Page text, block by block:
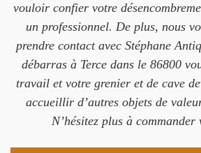
vouloir confier votre
un professionnel. De plus, nous
prendre contact avec Stéphane
débarras à Terce dans le 86800
travail et votre grenier et de cave
accueillir d’autres objets de
N’hésitez plus à commander